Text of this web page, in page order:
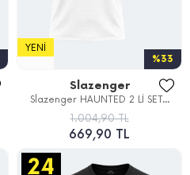
%33
YENI
Slazenger
Slazenger HAUNTED 2 Lİ SET...
1.004,90 TL
669,90 TL